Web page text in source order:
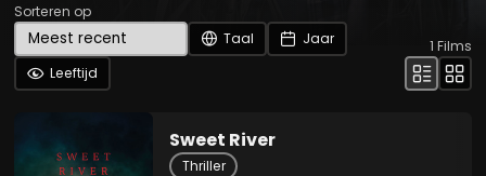
Sorteren op
Taal
Jaar
Leeftijd
1 Films
Sweet River
Thriller